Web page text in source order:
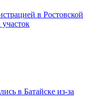
в Ростовской
в Батайске из-за